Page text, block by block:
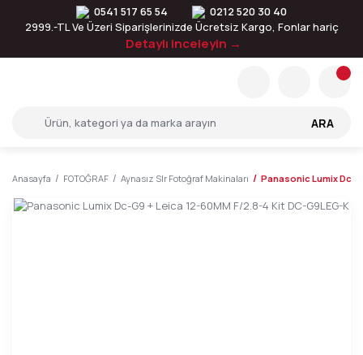
0541 517 65 54
0212 520 30 40
2999.-TL Ve Üzeri Siparişlerinizde Ücretsiz Kargo, Fonlar hariç
Detaylı inceleyin →
ARA
Anasayfa FOTOĞRAF Aynasız Slr Fotoğraf Makinaları Panasonic Lumix Dc-